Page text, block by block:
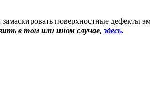
поверхностные дефекты
в том или ином случае, здесь.